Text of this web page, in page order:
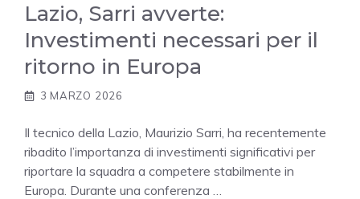
Lazio, Sarri avverte:
Investimenti necessari per il
ritorno in Europa
3 MARZO 2026
Il tecnico della Lazio, Maurizio Sarri, ha recentemente
ribadito l’importanza di investimenti significativi per
riportare la squadra a competere stabilmente in
Europa. Durante una conferenza …